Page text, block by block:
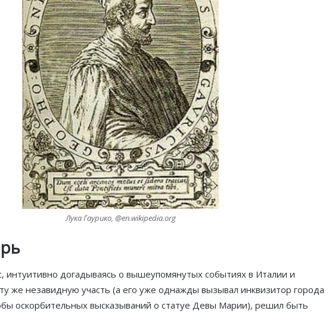
Лука Гаурико, @en.wikipedia.org
догадываясь о вышеупомянутых событиях в Италии и
же незавидную участь (а его уже однажды вызывал инквизитор города
оскорбительных высказываний о статуе Девы Марии), решил быть